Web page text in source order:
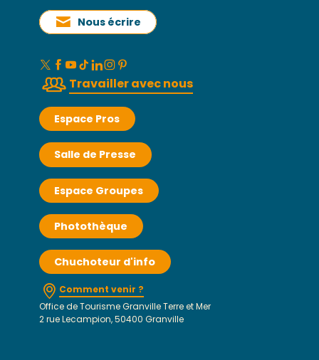
Nous écrire
Travailler avec nous
Espace Pros
Salle de Presse
Espace Groupes
Photothèque
Chuchoteur d'info
Comment venir ?
Office de Tourisme Granville Terre et Mer
2 rue Lecampion, 50400 Granville